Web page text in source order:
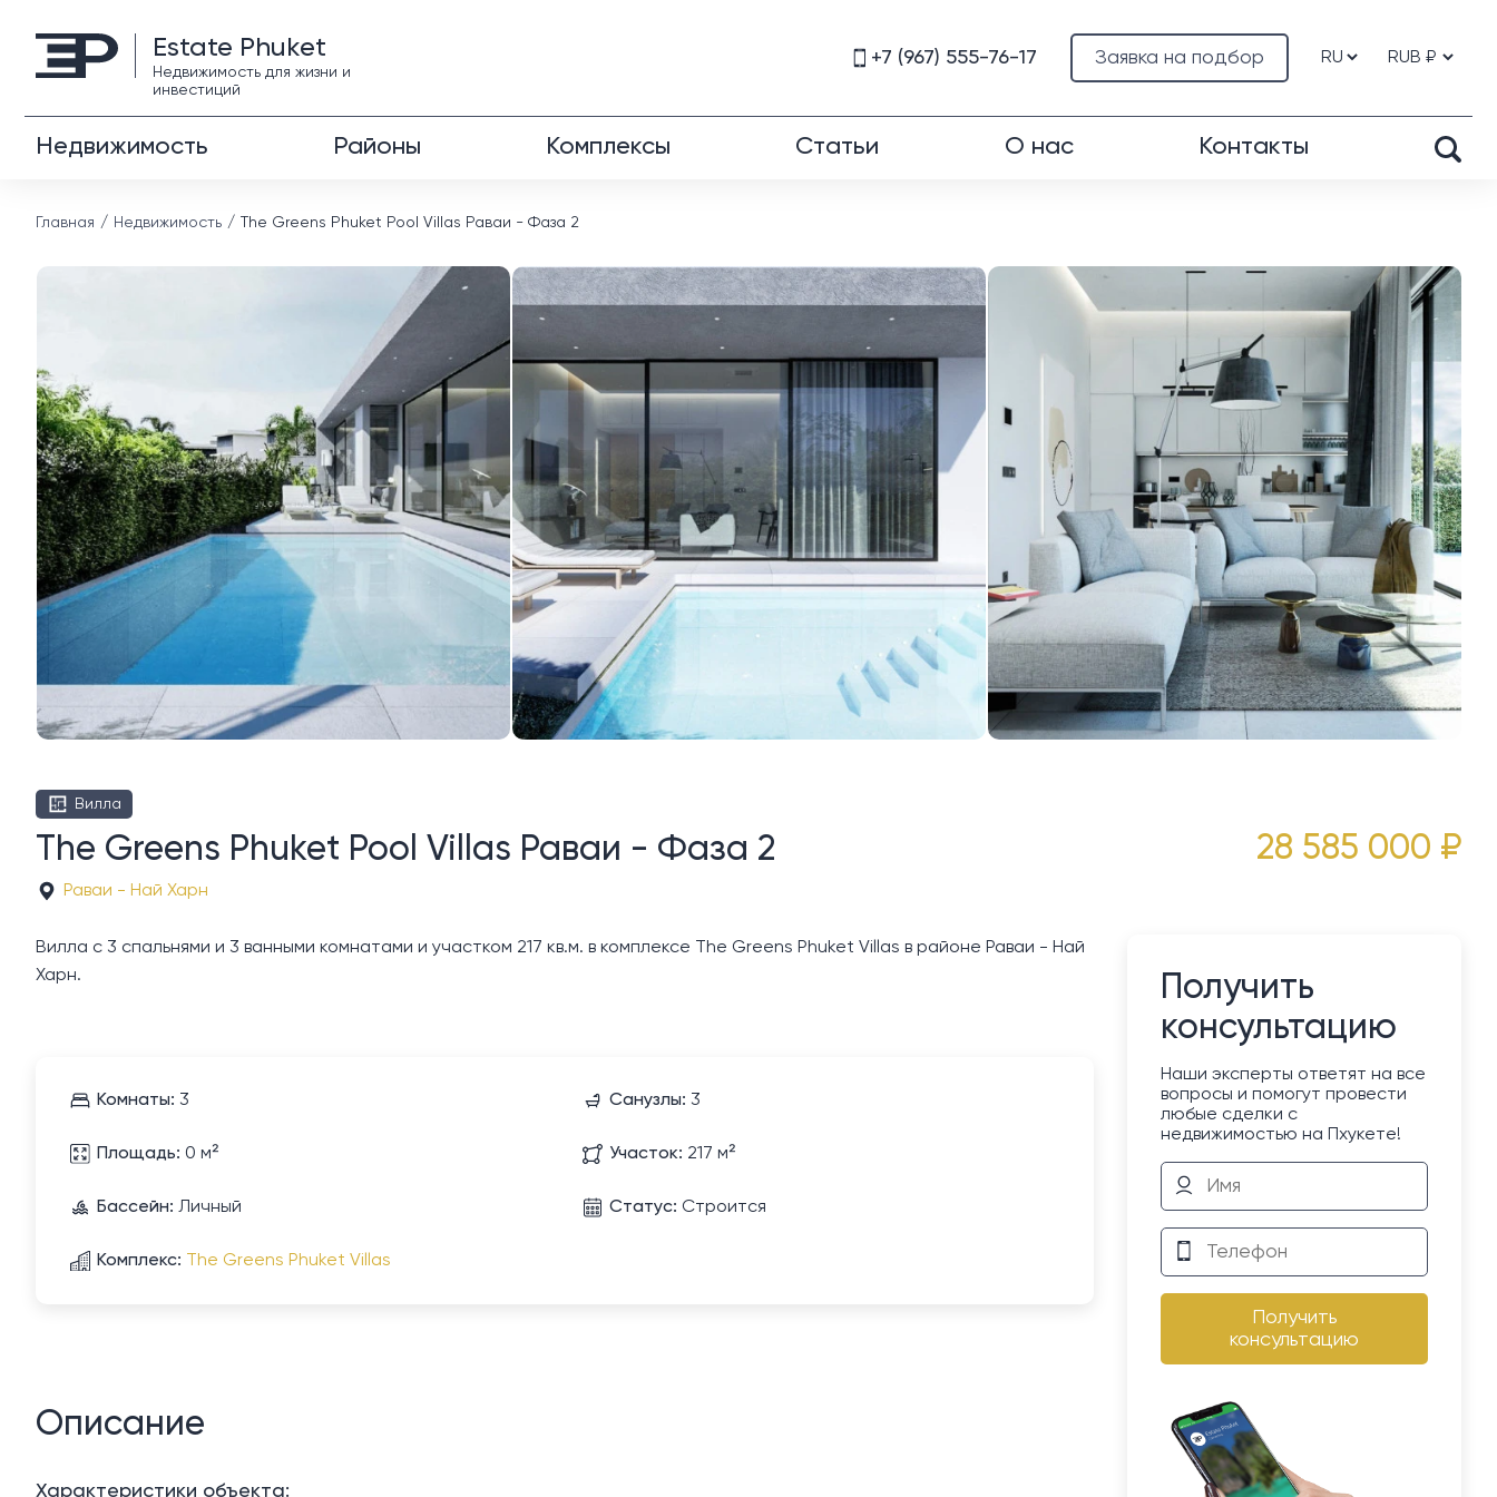
Estate Phuket
Недвижимость для жизни и
инвестиций
Заявка на подбор
+7 (967) 555-76-17
Недвижимость Районы Комплексы Статьи О нас Контакты
Главная Недвижимость The Greens Phuket Pool Villas Раваи - Фаза 2
Вилла
The Greens Phuket Pool Villas Раваи - Фаза 2
Раваи - Най Харн
28 585 000 ₽
Вилла с 3 спальнями и 3 ванными комнатами и участком 217 кв.м. в комплексе The Greens Phuket Villas в районе Раваи - Най
Харн.
Комнаты: 3 Санузлы: 3
Площадь: 0 м² Участок: 217 м²
Бассейн: Личный Статус: Строится
Комплекс: The Greens Phuket Villas
Описание
Характеристики объекта:
Получить
консультацию
Наши эксперты ответят на все
вопросы и помогут провести
любые сделки с
недвижимостью на Пхукете!
Получить
консультацию